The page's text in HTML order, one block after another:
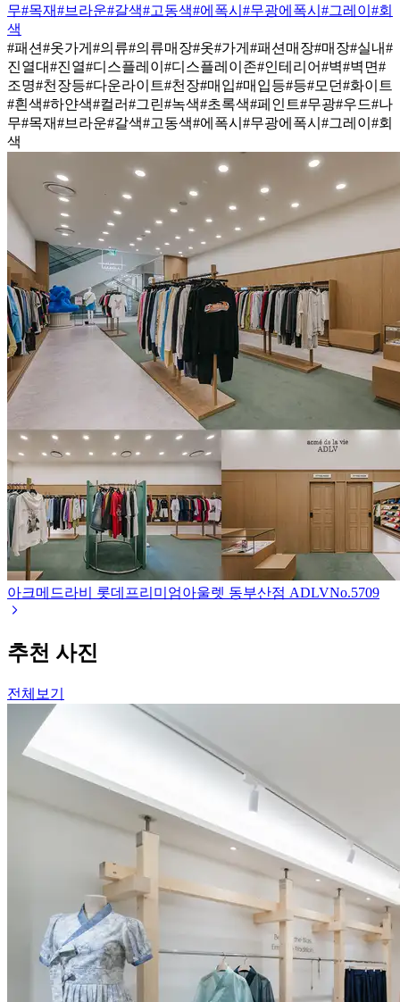
무#목재#브라운#갈색#고동색#에폭시 #무광에폭시 #그레이 #회
색
#패션#옷가게 #의류#의류매장#옷#가게 #패션매장#매장#실내#
진열대#진열#디스플레이 #디스플레이존#인테리어#벽#벽면#
조명#천장등#다운라이트#천장#매입#매입등#등#모던#화이트
#흰색#하얀색#컬러#그린#녹색#초록색#페인트#무광#우드#나
무#목재#브라운#갈색#고동색#에폭시 #무광에폭시 #그레이 #회
색
아크메드라비 롯데프리미엄아울렛 동부산점 ADLVNo.5709
추천 사진
전체보기